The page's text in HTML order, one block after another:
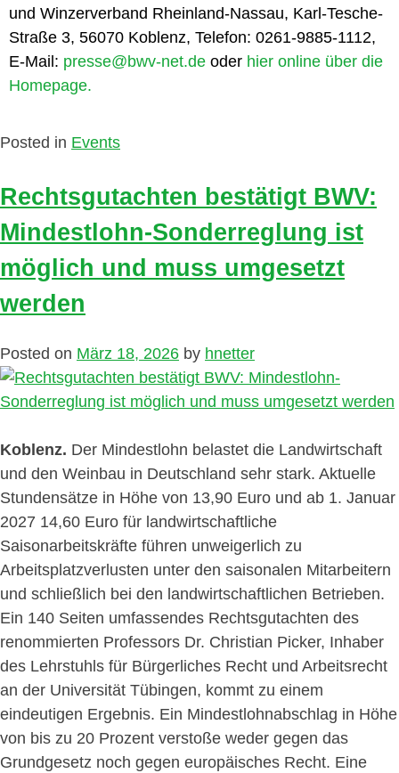
und Winzerverband Rheinland-Nassau, Karl-Tesche-
Straße 3, 56070 Koblenz, Telefon: 0261-9885-1112,
E-Mail: presse@bwv-net.de oder hier online über die
Homepage.
Posted in Events
Rechtsgutachten bestätigt BWV:
Mindestlohn-Sonderreglung ist
möglich und muss umgesetzt
werden
Posted on März 18, 2026 by hnetter
Koblenz. Der Mindestlohn belastet die Landwirtschaft
und den Weinbau in Deutschland sehr stark. Aktuelle
Stundensätze in Höhe von 13,90 Euro und ab 1. Januar
2027 14,60 Euro für landwirtschaftliche
Saisonarbeitskräfte führen unweigerlich zu
Arbeitsplatzverlusten unter den saisonalen Mitarbeitern
und schließlich bei den landwirtschaftlichen Betrieben.
Ein 140 Seiten umfassendes Rechtsgutachten des
renommierten Professors Dr. Christian Picker, Inhaber
des Lehrstuhls für Bürgerliches Recht und Arbeitsrecht
an der Universität Tübingen, kommt zu einem
eindeutigen Ergebnis. Ein Mindestlohnabschlag in Höhe
von bis zu 20 Prozent verstoße weder gegen das
Grundgesetz noch gegen europäisches Recht. Eine